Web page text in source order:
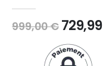
999,00€ 729,99